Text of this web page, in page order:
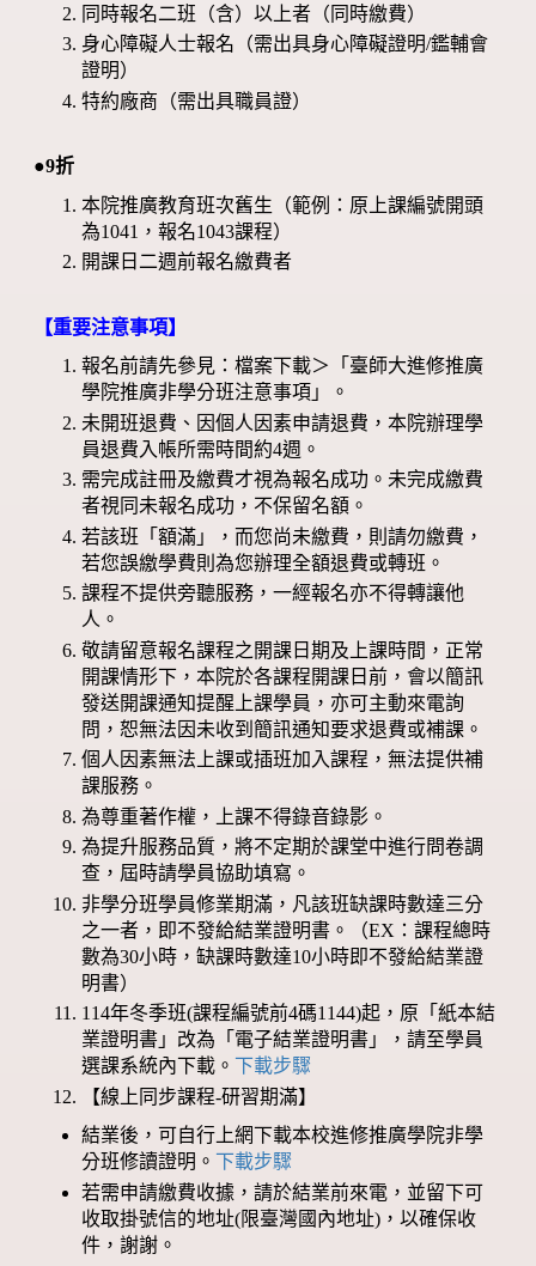
同時報名二班（含）以上者（同時繳費）
身心障礙人士報名（需出具身心障礙證明/鑑輔會
證明）
特約廠商（需出具職員證）
●9折
本院推廣教育班次舊生（範例：原上課編號開頭
為1041，報名1043課程）
開課日二週前報名繳費者
【重要注意事項】
報名前請先參見：檔案下載＞「臺師大進修推廣
學院推廣非學分班注意事項」。
未開班退費、因個人因素申請退費，本院辦理學
員退費入帳所需時間約4週。
需完成註冊及繳費才視為報名成功。未完成繳費
者視同未報名成功，不保留名額。
若該班「額滿」，而您尚未繳費，則請勿繳費，
若您誤繳學費則為您辦理全額退費或轉班。
課程不提供旁聽服務，一經報名亦不得轉讓他
人。
敬請留意報名課程之開課日期及上課時間，正常
開課情形下，本院於各課程開課日前，會以簡訊
發送開課通知提醒上課學員，亦可主動來電詢
問，恕無法因未收到簡訊通知要求退費或補課。
個人因素無法上課或插班加入課程，無法提供補
課服務。
為尊重著作權，上課不得錄音錄影。
為提升服務品質，將不定期於課堂中進行問卷調
查，屆時請學員協助填寫。
非學分班學員修業期滿，凡該班缺課時數達三分
之一者，即不發給結業證明書。（EX：課程總時
數為30小時，缺課時數達10小時即不發給結業證
明書）
114年冬季班(課程編號前4碼1144)起，原「紙本結
業證明書」改為「電子結業證明書」，請至學員
選課系統內下載。 下載步驟
【線上同步課程-研習期滿】
結業後，可自行上網下載本校進修推廣學院非學
分班修讀證明。 下載步驟
若需申請繳費收據，請於結業前來電，並留下可
收取掛號信的地址(限臺灣國內地址)，以確保收
件，謝謝。